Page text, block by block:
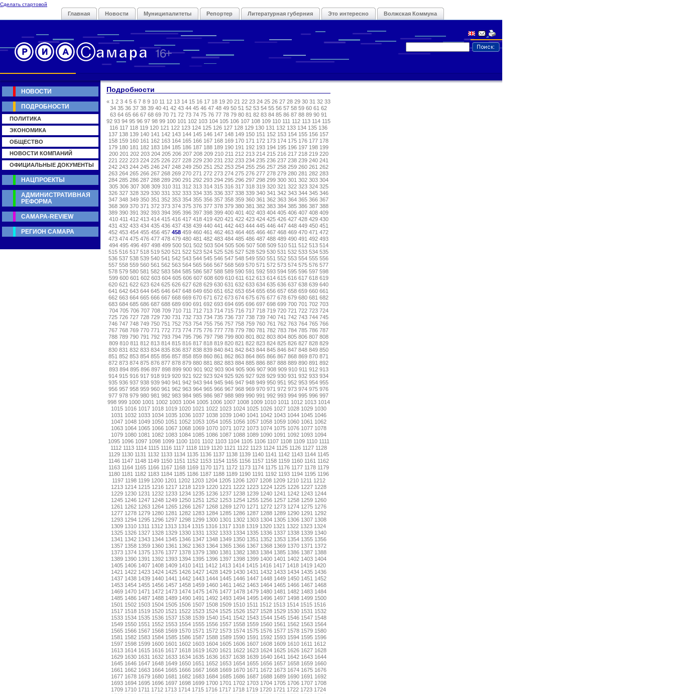
Сделать стартовой
Главная Новости Муниципалитеты Репортер Литературная губерния Это интересно Волжская Коммуна
Подробности
« 1 2 3 4 5 6 7 8 9 10 11 12 13 14 15 16 17 18 19 20 21 22 23 24 25 26 27 28 29 30 31 32 33
34 35 36 37 38 39 40 41 42 43 44 45 46 47 48 49 50 51 52 53 54 55 56 57 58 59 60 61 62
63 64 65 66 67 68 69 70 71 72 73 74 75 76 77 78 79 80 81 82 83 84 85 86 87 88 89 90 91
92 93 94 95 96 97 98 99 100 101 102 103 104 105 106 107 108 109 110 111 112 113 114 115
116 117 118 119 120 121 122 123 124 125 126 127 128 129 130 131 132 133 134 135 136
137 138 139 140 141 142 143 144 145 146 147 148 149 150 151 152 153 154 155 156 157
158 159 160 161 162 163 164 165 166 167 168 169 170 171 172 173 174 175 176 177 178
179 180 181 182 183 184 185 186 187 188 189 190 191 192 193 194 195 196 197 198 199
200 201 202 203 204 205 206 207 208 209 210 211 212 213 214 215 216 217 218 219 220
221 222 223 224 225 226 227 228 229 230 231 232 233 234 235 236 237 238 239 240 241
242 243 244 245 246 247 248 249 250 251 252 253 254 255 256 257 258 259 260 261 262
263 264 265 266 267 268 269 270 271 272 273 274 275 276 277 278 279 280 281 282 283
284 285 286 287 288 289 290 291 292 293 294 295 296 297 298 299 300 301 302 303 304
305 306 307 308 309 310 311 312 313 314 315 316 317 318 319 320 321 322 323 324 325
326 327 328 329 330 331 332 333 334 335 336 337 338 339 340 341 342 343 344 345 346
347 348 349 350 351 352 353 354 355 356 357 358 359 360 361 362 363 364 365 366 367
368 369 370 371 372 373 374 375 376 377 378 379 380 381 382 383 384 385 386 387 388
389 390 391 392 393 394 395 396 397 398 399 400 401 402 403 404 405 406 407 408 409
410 411 412 413 414 415 416 417 418 419 420 421 422 423 424 425 426 427 428 429 430
431 432 433 434 435 436 437 438 439 440 441 442 443 444 445 446 447 448 449 450 451
452 453 454 455 456 457 458 459 460 461 462 463 464 465 466 467 468 469 470 471 472
473 474 475 476 477 478 479 480 481 482 483 484 485 486 487 488 489 490 491 492 493
494 495 496 497 498 499 500 501 502 503 504 505 506 507 508 509 510 511 512 513 514
515 516 517 518 519 520 521 522 523 524 525 526 527 528 529 530 531 532 533 534 535
536 537 538 539 540 541 542 543 544 545 546 547 548 549 550 551 552 553 554 555 556
557 558 559 560 561 562 563 564 565 566 567 568 569 570 571 572 573 574 575 576 577
578 579 580 581 582 583 584 585 586 587 588 589 590 591 592 593 594 595 596 597 598
599 600 601 602 603 604 605 606 607 608 609 610 611 612 613 614 615 616 617 618 619
620 621 622 623 624 625 626 627 628 629 630 631 632 633 634 635 636 637 638 639 640
641 642 643 644 645 646 647 648 649 650 651 652 653 654 655 656 657 658 659 660 661
662 663 664 665 666 667 668 669 670 671 672 673 674 675 676 677 678 679 680 681 682
683 684 685 686 687 688 689 690 691 692 693 694 695 696 697 698 699 700 701 702 703
704 705 706 707 708 709 710 711 712 713 714 715 716 717 718 719 720 721 722 723 724
725 726 727 728 729 730 731 732 733 734 735 736 737 738 739 740 741 742 743 744 745
746 747 748 749 750 751 752 753 754 755 756 757 758 759 760 761 762 763 764 765 766
767 768 769 770 771 772 773 774 775 776 777 778 779 780 781 782 783 784 785 786 787
788 789 790 791 792 793 794 795 796 797 798 799 800 801 802 803 804 805 806 807 808
809 810 811 812 813 814 815 816 817 818 819 820 821 822 823 824 825 826 827 828 829
830 831 832 833 834 835 836 837 838 839 840 841 842 843 844 845 846 847 848 849 850
851 852 853 854 855 856 857 858 859 860 861 862 863 864 865 866 867 868 869 870 871
872 873 874 875 876 877 878 879 880 881 882 883 884 885 886 887 888 889 890 891 892
893 894 895 896 897 898 899 900 901 902 903 904 905 906 907 908 909 910 911 912 913
914 915 916 917 918 919 920 921 922 923 924 925 926 927 928 929 930 931 932 933 934
935 936 937 938 939 940 941 942 943 944 945 946 947 948 949 950 951 952 953 954 955
956 957 958 959 960 961 962 963 964 965 966 967 968 969 970 971 972 973 974 975 976
977 978 979 980 981 982 983 984 985 986 987 988 989 990 991 992 993 994 995 996 997
998 999 1000 1001 1002 1003 1004 1005 1006 1007 1008 1009 1010 1011 1012 1013 1014
1015 1016 1017 1018 1019 1020 1021 1022 1023 1024 1025 1026 1027 1028 1029 1030
1031 1032 1033 1034 1035 1036 1037 1038 1039 1040 1041 1042 1043 1044 1045 1046
1047 1048 1049 1050 1051 1052 1053 1054 1055 1056 1057 1058 1059 1060 1061 1062
1063 1064 1065 1066 1067 1068 1069 1070 1071 1072 1073 1074 1075 1076 1077 1078
1079 1080 1081 1082 1083 1084 1085 1086 1087 1088 1089 1090 1091 1092 1093 1094
1095 1096 1097 1098 1099 1100 1101 1102 1103 1104 1105 1106 1107 1108 1109 1110 1111
1112 1113 1114 1115 1116 1117 1118 1119 1120 1121 1122 1123 1124 1125 1126 1127 1128
1129 1130 1131 1132 1133 1134 1135 1136 1137 1138 1139 1140 1141 1142 1143 1144 1145
1146 1147 1148 1149 1150 1151 1152 1153 1154 1155 1156 1157 1158 1159 1160 1161 1162
1163 1164 1165 1166 1167 1168 1169 1170 1171 1172 1173 1174 1175 1176 1177 1178 1179
1180 1181 1182 1183 1184 1185 1186 1187 1188 1189 1190 1191 1192 1193 1194 1195 1196
1197 1198 1199 1200 1201 1202 1203 1204 1205 1206 1207 1208 1209 1210 1211 1212
1213 1214 1215 1216 1217 1218 1219 1220 1221 1222 1223 1224 1225 1226 1227 1228
1229 1230 1231 1232 1233 1234 1235 1236 1237 1238 1239 1240 1241 1242 1243 1244
1245 1246 1247 1248 1249 1250 1251 1252 1253 1254 1255 1256 1257 1258 1259 1260
1261 1262 1263 1264 1265 1266 1267 1268 1269 1270 1271 1272 1273 1274 1275 1276
1277 1278 1279 1280 1281 1282 1283 1284 1285 1286 1287 1288 1289 1290 1291 1292
1293 1294 1295 1296 1297 1298 1299 1300 1301 1302 1303 1304 1305 1306 1307 1308
1309 1310 1311 1312 1313 1314 1315 1316 1317 1318 1319 1320 1321 1322 1323 1324
1325 1326 1327 1328 1329 1330 1331 1332 1333 1334 1335 1336 1337 1338 1339 1340
1341 1342 1343 1344 1345 1346 1347 1348 1349 1350 1351 1352 1353 1354 1355 1356
1357 1358 1359 1360 1361 1362 1363 1364 1365 1366 1367 1368 1369 1370 1371 1372
1373 1374 1375 1376 1377 1378 1379 1380 1381 1382 1383 1384 1385 1386 1387 1388
1389 1390 1391 1392 1393 1394 1395 1396 1397 1398 1399 1400 1401 1402 1403 1404
1405 1406 1407 1408 1409 1410 1411 1412 1413 1414 1415 1416 1417 1418 1419 1420
1421 1422 1423 1424 1425 1426 1427 1428 1429 1430 1431 1432 1433 1434 1435 1436
1437 1438 1439 1440 1441 1442 1443 1444 1445 1446 1447 1448 1449 1450 1451 1452
1453 1454 1455 1456 1457 1458 1459 1460 1461 1462 1463 1464 1465 1466 1467 1468
1469 1470 1471 1472 1473 1474 1475 1476 1477 1478 1479 1480 1481 1482 1483 1484
1485 1486 1487 1488 1489 1490 1491 1492 1493 1494 1495 1496 1497 1498 1499 1500
1501 1502 1503 1504 1505 1506 1507 1508 1509 1510 1511 1512 1513 1514 1515 1516
1517 1518 1519 1520 1521 1522 1523 1524 1525 1526 1527 1528 1529 1530 1531 1532
1533 1534 1535 1536 1537 1538 1539 1540 1541 1542 1543 1544 1545 1546 1547 1548
1549 1550 1551 1552 1553 1554 1555 1556 1557 1558 1559 1560 1561 1562 1563 1564
1565 1566 1567 1568 1569 1570 1571 1572 1573 1574 1575 1576 1577 1578 1579 1580
1581 1582 1583 1584 1585 1586 1587 1588 1589 1590 1591 1592 1593 1594 1595 1596
1597 1598 1599 1600 1601 1602 1603 1604 1605 1606 1607 1608 1609 1610 1611 1612
1613 1614 1615 1616 1617 1618 1619 1620 1621 1622 1623 1624 1625 1626 1627 1628
1629 1630 1631 1632 1633 1634 1635 1636 1637 1638 1639 1640 1641 1642 1643 1644
1645 1646 1647 1648 1649 1650 1651 1652 1653 1654 1655 1656 1657 1658 1659 1660
1661 1662 1663 1664 1665 1666 1667 1668 1669 1670 1671 1672 1673 1674 1675 1676
1677 1678 1679 1680 1681 1682 1683 1684 1685 1686 1687 1688 1689 1690 1691 1692
1693 1694 1695 1696 1697 1698 1699 1700 1701 1702 1703 1704 1705 1706 1707 1708
1709 1710 1711 1712 1713 1714 1715 1716 1717 1718 1719 1720 1721 1722 1723 1724
НОВОСТИ
ПОДРОБНОСТИ
ПОЛИТИКА
ЭКОНОМИКА
ОБЩЕСТВО
НОВОСТИ КОМПАНИЙ
ОФИЦИАЛЬНЫЕ ДОКУМЕНТЫ
НАЦПРОЕКТЫ
АДМИНИСТРАТИВНАЯ
РЕФОРМА
САМАРА-REVIEW
РЕГИОН САМАРА